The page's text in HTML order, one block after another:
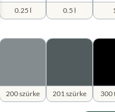
0.25 l 0.5 l
200 szürke 201 szürke 300